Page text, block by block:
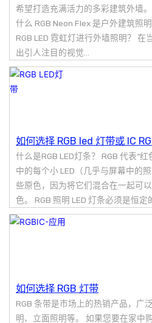
希望打造充满活力的多彩建筑外墙
什么 RGB Neon Flex 是户外建筑照
RGB LED 霓虹灯进行外墙照明？
出引人注目的视觉...
如何选择 RGB led 灯带或 IC
什么是RGB LED灯条？ RGB 代表“红
中的每个小 LED（几乎与屏幕中的
些原色，因为将它们混合在一起可
色。 RGB 照明 LED 灯条必须是恒
如何选择 RGB 灯带
RGB 条带是市场上的热销产品，广
明、立面照明等。 如果您要在家中